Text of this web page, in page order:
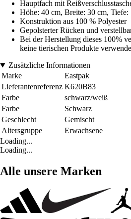
Hauptfach mit
Höhe: 40 cm, Breite: 30 cm, Tiefe:
Konstruktion aus 100 % Polyester
Gepolsterter Rücken und
Bei der Herstellung dieses 100%
keine tierischen Produkte
Zusätzliche Informationen
Marke
Eastpak
Lieferantenreferenz K620B83
Farbe
schwarz/weiß
Farbe
Schwarz
Geschlecht
Gemischt
Altersgruppe
Erwachsene
Loading...
Loading...
Alle unsere Marken